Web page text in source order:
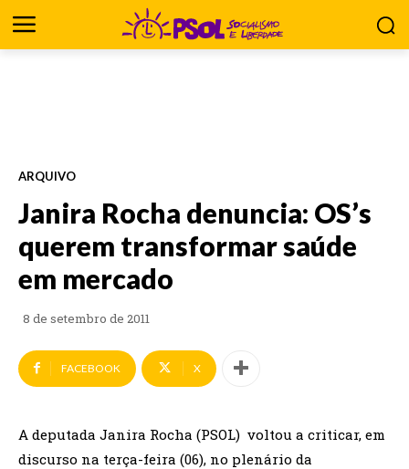
ARQUIVO
Janira Rocha denuncia: OS’s
querem transformar saúde
em mercado
8 de setembro de 2011
FACEBOOK X
A deputada Janira Rocha (PSOL) voltou a criticar, em
discurso na terça-feira (06), no plenário da